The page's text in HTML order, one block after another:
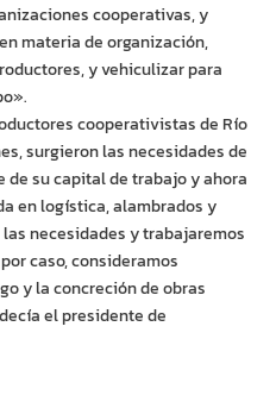
cooperativas, y
materia de organización,
y vehiculizar para
cooperativistas de Río
surgieron las necesidades de
de su capital de trabajo y ahora
en logística, alambrados y
necesidades y trabajaremos
caso, consideramos
y la concreción de obras
el presidente de